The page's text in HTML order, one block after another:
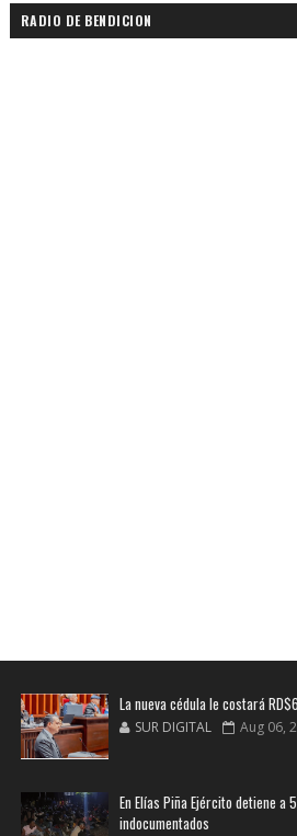
RADIO DE BENDICION
La nueva cédula le costará
SUR DIGITAL Aug 06,
En Elías Piña Ejército detiene a
indocumentados